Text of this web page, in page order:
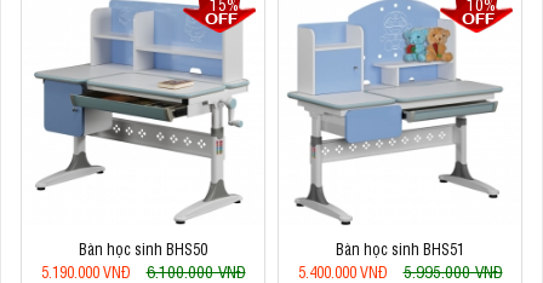
Bàn học sinh BHS50
5.190.000 VNĐ
6.100.000 VNĐ
Bàn học sinh BHS51
5.400.000 VNĐ
5.995.000 VNĐ